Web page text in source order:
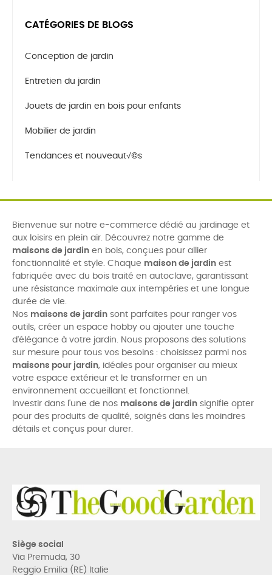
CATÉGORIES DE BLOGS
Conception de jardin
Entretien du jardin
Jouets de jardin en bois pour enfants
Mobilier de jardin
Tendances et nouveaut√©s
Bienvenue sur notre e-commerce dédié au jardinage et
aux loisirs en plein air. Découvrez notre gamme de
maisons de jardin en bois, conçues pour allier
fonctionnalité et style. Chaque maison de jardin est
fabriquée avec du bois traité en autoclave, garantissant
une résistance maximale aux intempéries et une longue
durée de vie.
Nos maisons de jardin sont parfaites pour ranger vos
outils, créer un espace hobby ou ajouter une touche
d'élégance à votre jardin. Nous proposons des solutions
sur mesure pour tous vos besoins : choisissez parmi nos
maisons pour jardin, idéales pour organiser au mieux
votre espace extérieur et le transformer en un
environnement accueillant et fonctionnel.
Investir dans l'une de nos maisons de jardin signifie opter
pour des produits de qualité, soignés dans les moindres
détails et conçus pour durer.
Siège social
Via Premuda, 30
Reggio Emilia (RE) Italie